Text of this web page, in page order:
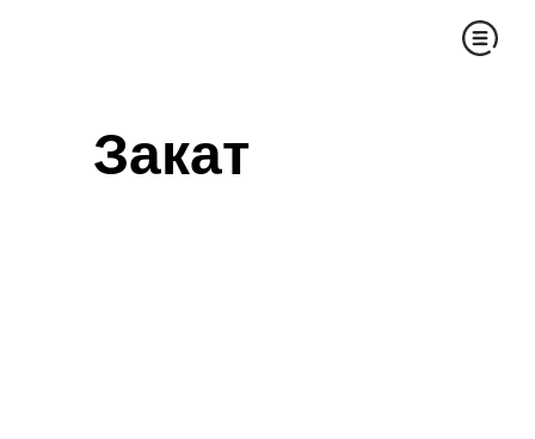
Закат